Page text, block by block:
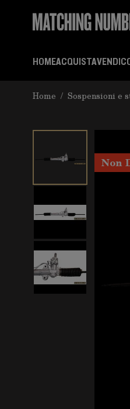
HOMEACQUISTAVENDI
Home / Sospensioni e
Non